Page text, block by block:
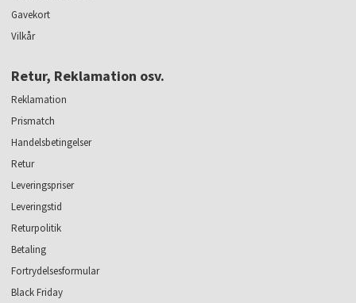
Gavekort
Vilkår
Retur, Reklamation osv.
Reklamation
Prismatch
Handelsbetingelser
Retur
Leveringspriser
Leveringstid
Returpolitik
Betaling
Fortrydelsesformular
Black Friday